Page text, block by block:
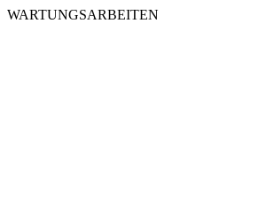
WARTUNGSARBEITEN